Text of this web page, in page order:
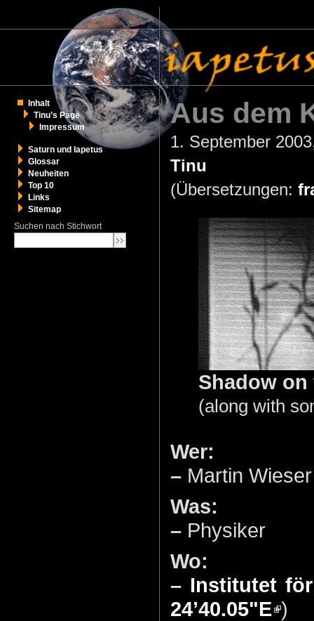
Inhalt
Tinu’s Page
Impressum
Saturn und Iapetus
Glossar
Neuheiten
Top 10
Links
Sitemap
Suchen nach Stichwort
Aus dem
1. September
Tinu
(Übersetzungen:
Shadow
(along with
Wer:
– Martin Wieser
Was:
– Physiker
Wo:
– Institutet
24’40.05"E )